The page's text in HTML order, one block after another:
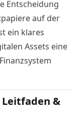
Entscheidung
auf der
ein klares
Assets eine
&